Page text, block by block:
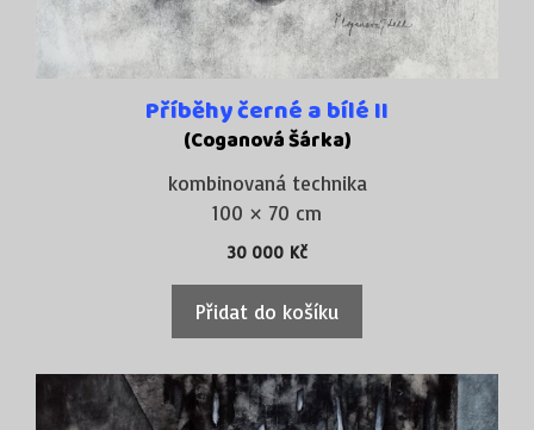
Příběhy černé a bílé II
(Coganová Šárka)
kombinovaná technika
100 × 70 cm
30 000 Kč
Přidat do košíku